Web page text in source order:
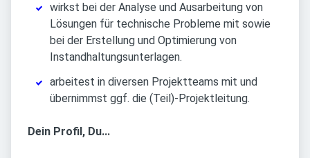
wirkst bei der Analyse und Ausarbeitung von
Lösungen für technische Probleme mit sowie
bei der Erstellung und Optimierung von
Instandhaltungsunterlagen.
arbeitest in diversen Projektteams mit und
übernimmst ggf. die (Teil)-Projektleitung.
Dein Profil, Du...